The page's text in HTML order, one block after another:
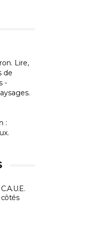
Lire,
de
-
:
côtés